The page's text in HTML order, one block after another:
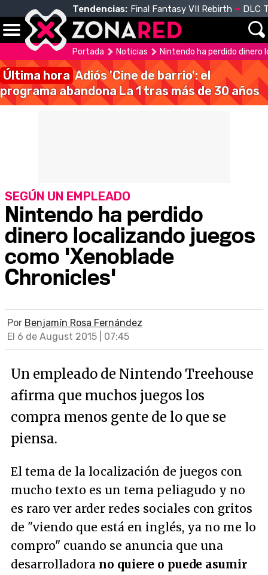
Tendencias: Final Fantasy VII Rebirth DLC
Portada Noticias Nintendo ha perdido dinero
Última hora Adiós 'Cine de barrio': el
programa abandona La 1 tras más de 30 años
Nintendo ha perdido
dinero localizando juegos
como 'Xenoblade
Chronicles'
SEGÚN UN EMPLEADO
Por Benjamín Rosa Fernández
El 6 de August 2015 | 07:45
Un empleado de Nintendo Treehouse
afirma que muchos juegos los
compra menos gente de lo que se
piensa.
El tema de la localización de juegos con
mucho texto es un tema peliagudo y no
es raro ver arder redes sociales con gritos
de "viendo que está en inglés, ya no me lo
compro" cuando se anuncia que una
desarrolladora no quiere o puede asumir